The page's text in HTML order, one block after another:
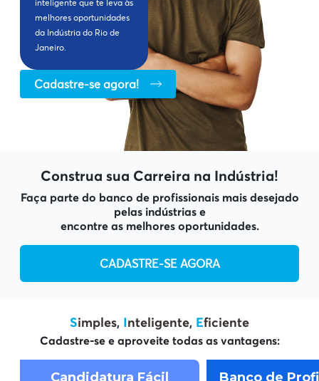
inteligente que te leva às
melhores oportunidades
da Indústria do Rio de
Janeiro.
Cadastre-se agora!
Construa sua Carreira na Indústria!
Faça parte do banco de profissionais mais desejado
pelas indústrias e
encontre as melhores oportunidades.
CADASTRE-SE AGORA
Simples, nteligente, Eficiente
Cadastre-se e aproveite todas as vantagens:
Candidatura Fácil Banco de